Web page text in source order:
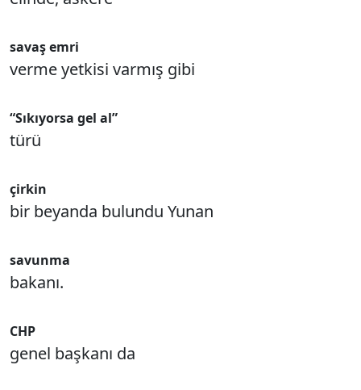
savaş emri
verme yetkisi varmış gibi
“Sıkıyorsa gel al”
türü
çirkin
bir beyanda bulundu Yunan
savunma
bakanı.
CHP
genel başkanı da